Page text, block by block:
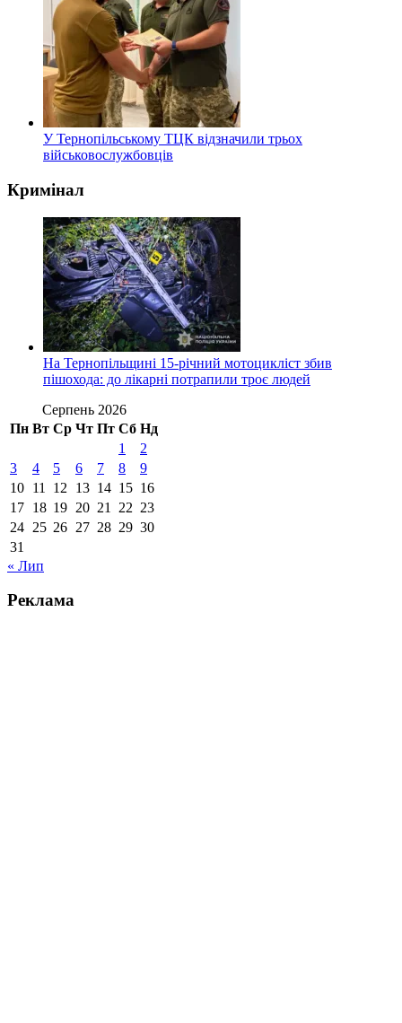
У Тернопільському ТЦК відзначили трьох
військовослужбовців
Кримінал
На Тернопільщині 15-річний мотоцикліст збив
пішохода: до лікарні потрапили троє людей
Серпень 2026
Пн Вт Ср Чт Пт Сб Нд
1
2
3
4 5 6 7 8
9
10 11 12 13 14 15 16
17 18 19 20 21 22 23
24 25 26 27 28 29 30
31
« Лип
Реклама